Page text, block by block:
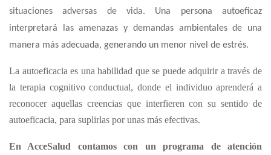
situaciones adversas de vida. Una persona autoeficaz
interpretará las amenazas y demandas ambientales de una
manera más adecuada, generando un menor nivel de estrés.
La autoeficacia es una habilidad que se puede adquirir a través de
la terapia cognitivo conductual, donde el individuo aprenderá a
reconocer aquellas creencias que interfieren con su sentido de
autoeficacia, para suplirlas por unas más efectivas.
En AcceSalud contamos con un programa de atención